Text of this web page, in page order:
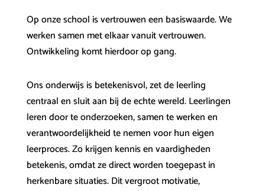
Op onze school is vertrouwen een basiswaarde. We
werken samen met elkaar vanuit vertrouwen.
Ontwikkeling komt hierdoor op gang.
Ons onderwijs is betekenisvol, zet de leerling
centraal en sluit aan bij de echte wereld. Leerlingen
leren door te onderzoeken, samen te werken en
verantwoordelijkheid te nemen voor hun eigen
leerproces. Zo krijgen kennis en vaardigheden
betekenis, omdat ze direct worden toegepast in
herkenbare situaties. Dit vergroot motivatie,